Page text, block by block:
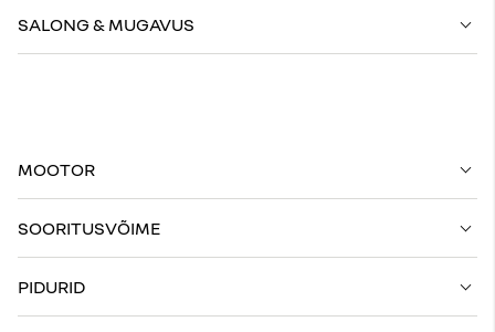
SALONG & MUGAVUS
MOOTOR
SOORITUSVÕIME
PIDURID